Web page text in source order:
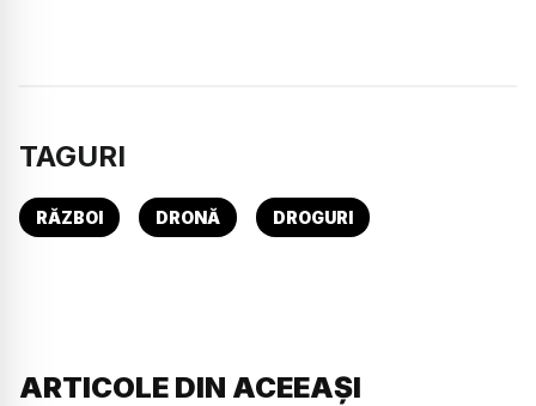
TAGURI
RĂZBOI DRONĂ DROGURI
ARTICOLE DIN ACEEAȘI